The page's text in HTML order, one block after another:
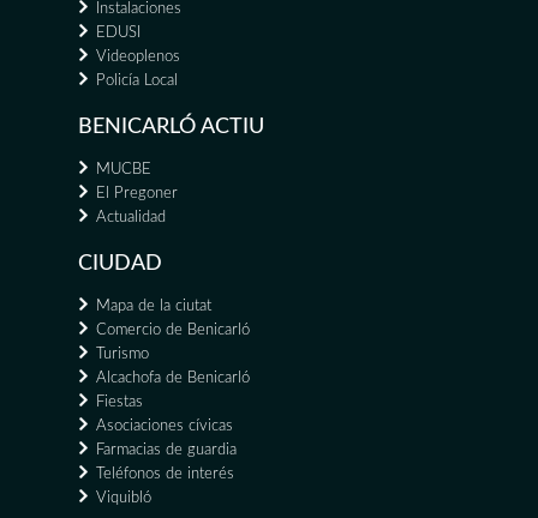
Instalaciones
EDUSI
Videoplenos
Policía Local
BENICARLÓ ACTIU
MUCBE
El Pregoner
Actualidad
CIUDAD
Mapa de la ciutat
Comercio de Benicarló
Turismo
Alcachofa de Benicarló
Fiestas
Asociaciones cívicas
Farmacias de guardia
Teléfonos de interés
Viquibló